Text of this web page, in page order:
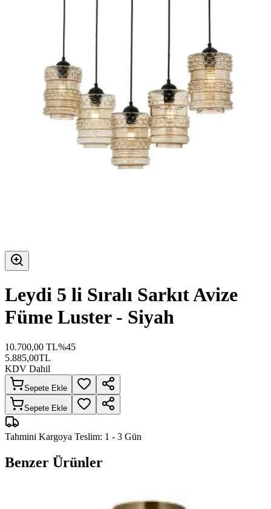
Leydi 5 li Sıralı Sarkıt Avize
Füme Luster - Siyah
10.700,00 TL%45
5.885,00TL
KDV Dahil
Sepete Ekle
Sepete Ekle
Tahmini Kargoya Teslim: 1 - 3 Gün
Benzer Ürünler